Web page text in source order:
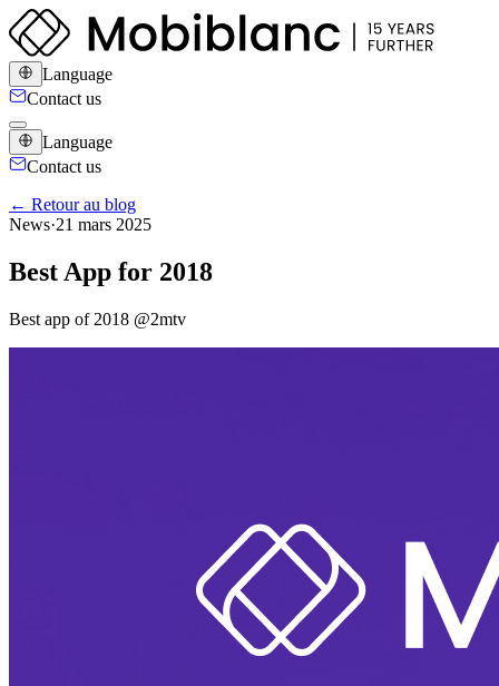
Language
Contact us
Language
Contact us
← Retour au blog
News·21 mars 2025
Best App for 2018
Best app of 2018 ‍@2mtv